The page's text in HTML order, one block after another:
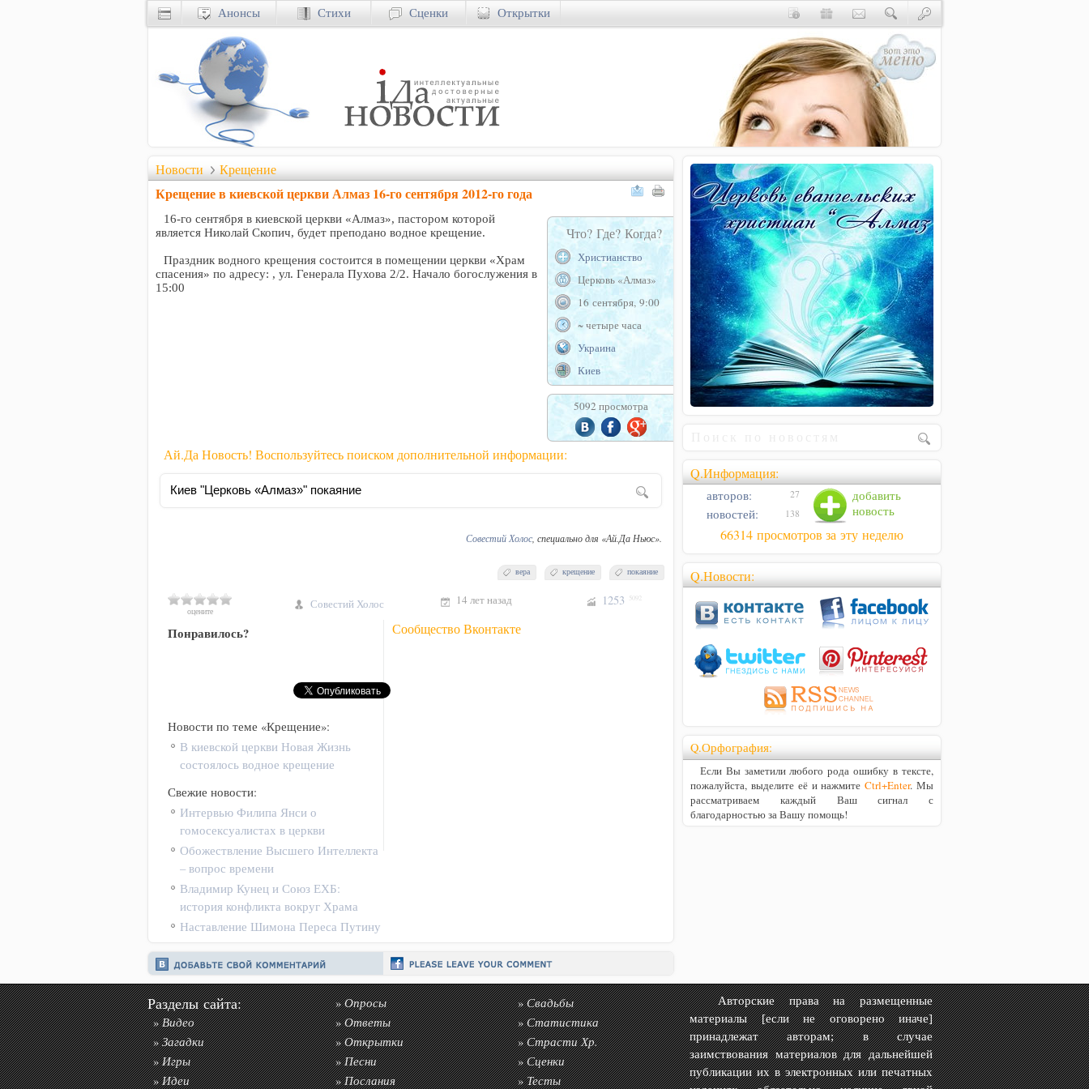
Новости Крещение
Крещение в киевской церкви Алмаз 16-го сентября 2012-го года
Что? Где? Когда?
Христианство
Церковь «Алмаз»
16 сентября, 9:00
~ четыре часа
Украина
Киев
5092 просмотра
16-го сентября в киевской церкви «Алмаз», пастором которой
является Николай Скопич, будет преподано водное крещение.
Праздник водного крещения состоится в помещении церкви «Храм
спасения» по адресу: , ул. Генерала Пухова 2/2. Начало богослужения в
15:00
Ай.Да Новость! Воспользуйтесь поиском дополнительной информации:
Совестий Холос , специально для «Ай.Да Ньюс».
покаяние
крещение
вера
оцените Совестий Холос 14 лет назад 1253 5092
Сообщество Вконтакте
Понравилось?
Новости по теме «Крещение»:
В киевской церкви Новая Жизнь
состоялось водное крещение
Свежие новости:
Интервью Филипа Янси о
гомосексуалистах в церкви
Обожествление Высшего Интеллекта
– вопрос времени
Владимир Кунец и Союз ЕХБ:
история конфликта вокруг Храма
Наставление Шимона Переса Путину
Q.Информация:
добавить
новость
авторов: 27
новостей: 138
66314 просмотров за эту неделю
Q.Новости:
Q.Орфография:
Если Вы заметили любого рода ошибку в тексте,
пожалуйста, выделите её и нажмитеCtrl+Enter. Мы
рассматриваем каждый Ваш сигнал с
благодарностью за Вашу помощь!
Анонсы Стихи Сценки Открытки
Разделы сайта:
»Видео
»Загадки
»Игры
»Идеи
»Опросы
»Ответы
»Открытки
»Песни
»Послания
»Свадьбы
»Статистика
»Страсти Хр.
»Сценки
»Тесты
Авторские права на размещенные
материалы [если не оговорено иначе]
принадлежат авторам; в случае
заимствования материалов для дальнейшей
публикации их в электронных или печатных